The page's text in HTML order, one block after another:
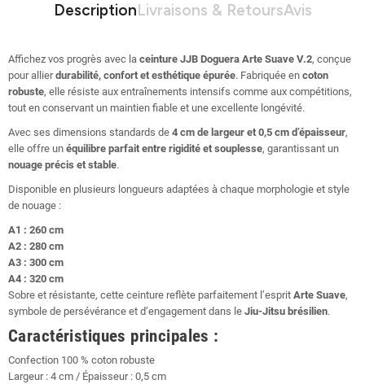
DescriptionLivraisons & RetoursAvis
Affichez vos progrès avec la ceinture JJB Doguera Arte Suave V.2, conçue
pour allierdurabilité, confort et esthétique épurée. Fabriquée en coton
robuste, elle résiste aux entraînements intensifs comme aux compétitions,
tout en conservant un maintien fiable et une excellente longévité.
Avec ses dimensions standards de 4 cm de largeur et 0,5 cm d’épaisseur,
elle offre un équilibre parfait entre rigidité et souplesse, garantissant un
nouage précis et stable.
Disponible en plusieurs longueurs adaptées à chaque morphologie et style
de nouage :
A1 : 260 cm
A2 : 280 cm
A3 : 300 cm
A4 : 320 cm
Sobre et résistante, cette ceinture reflète parfaitement l’esprit Arte Suave,
symbole de persévérance et d’engagement dans le Jiu-Jitsu brésilien.
Caractéristiques principales :
Confection 100 % coton robuste
Largeur : 4 cm / Épaisseur : 0,5 cm